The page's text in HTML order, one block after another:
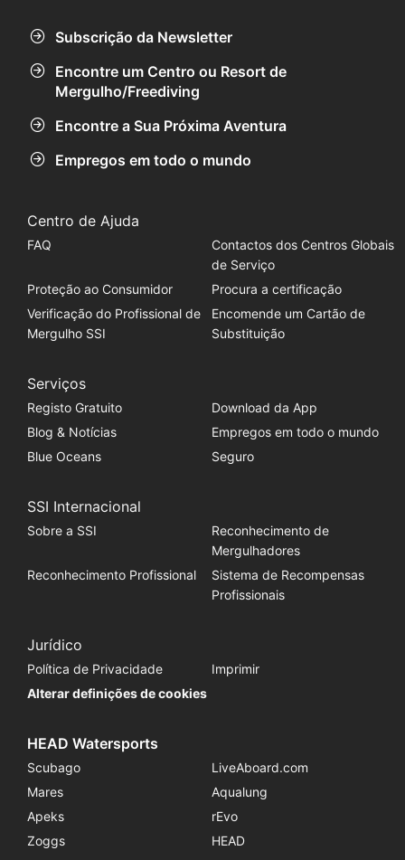
Subscrição da Newsletter
Encontre um Centro ou Resort de
Mergulho/Freediving
Encontre a Sua Próxima Aventura
Empregos em todo o mundo
Centro de Ajuda
FAQ
Contactos dos Centros Globais
de Serviço
Proteção ao Consumidor
Procura a certificação
Verificação do Profissional de
Mergulho SSI
Encomende um Cartão de
Substituição
Serviços
Registo Gratuito
Download da App
Blog & Notícias
Empregos em todo o mundo
Blue Oceans
Seguro
SSI Internacional
Sobre a SSI
Reconhecimento de
Mergulhadores
Reconhecimento Profissional
Sistema de Recompensas
Profissionais
Jurídico
Política de Privacidade
Imprimir
Alterar definições de cookies
HEAD Watersports
Scubago
LiveAboard.com
Mares
Aqualung
Apeks
rEvo
Zoggs
HEAD